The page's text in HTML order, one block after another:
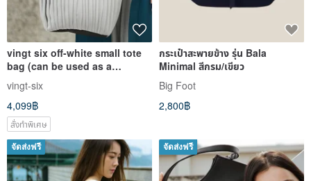
vingt six off-white small tote
bag (can be used as a
shoulder bag and handbag
dual-use)
vingt-six
4,099฿
สั่งทำพิเศษ
กระเป๋าสะพายข้าง รุ่น Bala
Minimal สีกรม/เขียว
Big Foot
2,800฿
จัดส่งฟรี จัดส่งฟรี